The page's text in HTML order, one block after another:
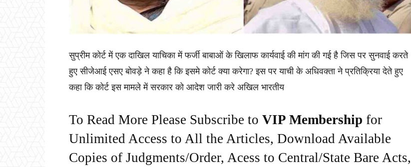
सुप्रीम कोर्ट में एक दाखिल याचिका में फर्जी बाबाओं के खिलाफ कार्यवाई की मांग की गई है जिस पर सुनवाई करते
हुए सीजेआई एसए बोवड़े ने कहा है कि इसमे कोर्ट क्या करेगा? इस पर याची के अधिवक्ता ने प्रतिक्रिया देते हुए
कहा कि कोर्ट इस मामले में सरकार को आदेश जारी करे अखिल भारतीय
To Read More Please Subscribe to VIP Membership for
Unlimited Access to All the Articles, Download Available
Copies of Judgments/Order, Acess to Central/State Bare Acts,